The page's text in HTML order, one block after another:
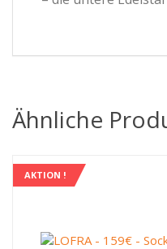
Ähnliche
AKTION !